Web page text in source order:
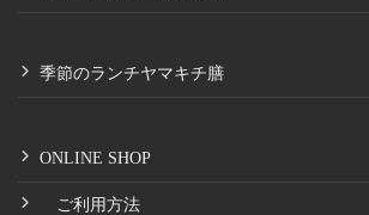
季節のランチヤマキチ膳
ONLINE SHOP
ご利用方法